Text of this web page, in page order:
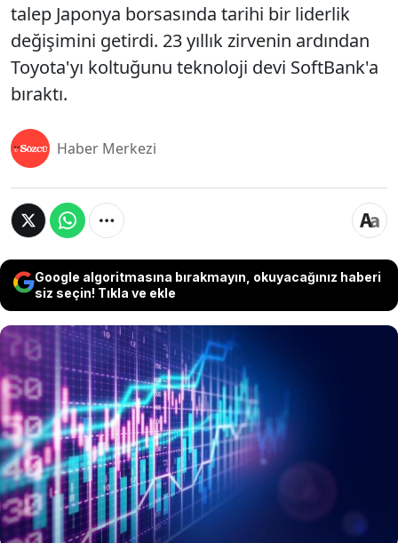
talep Japonya borsasında tarihi bir liderlik
değişimini getirdi. 23 yıllık zirvenin ardından
Toyota'yı koltuğunu teknoloji devi SoftBank'a
bıraktı.
Haber Merkezi
Google algoritmasına bırakmayın, okuyacağınız haberi
siz seçin! Tıkla ve ekle
Küresel pazarda yapay zekaya yönelik artan
talep Japonya borsasında tarihi bir liderlik
değişimini getirdi. 23 yıllık zirvenin ardından
Toyota'yı koltuğunu teknoloji devi
SoftBank'a bıraktı.